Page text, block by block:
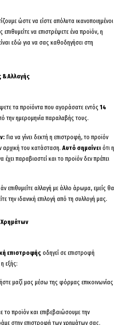
ώστε να είστε απόλυτα ικανοποιημένοι
να επιστρέψετε ένα προϊόν, η
εδώ για να σας καθοδηγήσει στη
Αλλαγής
τα προϊόντα που αγοράσατε εντός 14
την ημερομηνία παραλαβής τους.
Για να γίνει δεκτή η επιστροφή, το προϊόν
αρχική του κατάσταση. Αυτό σημαίνει ότι η
έχει παραβιαστεί και το προϊόν δεν πρέπει
επιθυμείτε αλλαγή με άλλο άρωμα, εμείς θα
την ιδανική επιλογή από τη συλλογή μας.
Χρημάτων
επιστροφής οδηγεί σε επιστροφή
εξής:
μαζί μας μέσω της φόρμας επικοινωνίας
το προϊόν και επιβεβαιώσουμε την
στην επιστροφή των χρημάτων σας.